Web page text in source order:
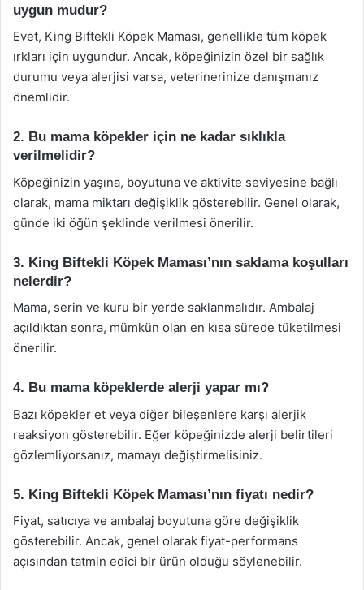
uygun mudur?
Evet, King Biftekli Köpek Maması, genellikle tüm köpek
ırkları için uygundur. Ancak, köpeğinizin özel bir sağlık
durumu veya alerjisi varsa, veterinerinize danışmanız
önemlidir.
2. Bu mama köpekler için ne kadar sıklıkla
verilmelidir?
Köpeğinizin yaşına, boyutuna ve aktivite seviyesine bağlı
olarak, mama miktarı değişiklik gösterebilir. Genel olarak,
günde iki öğün şeklinde verilmesi önerilir.
3. King Biftekli Köpek Maması’nın saklama koşulları
nelerdir?
Mama, serin ve kuru bir yerde saklanmalıdır. Ambalaj
açıldıktan sonra, mümkün olan en kısa sürede tüketilmesi
önerilir.
4. Bu mama köpeklerde alerji yapar mı?
Bazı köpekler et veya diğer bileşenlere karşı alerjik
reaksiyon gösterebilir. Eğer köpeğinizde alerji belirtileri
gözlemliyorsanız, mamayı değiştirmelisiniz.
5. King Biftekli Köpek Maması’nın fiyatı nedir?
Fiyat, satıcıya ve ambalaj boyutuna göre değişiklik
gösterebilir. Ancak, genel olarak fiyat-performans
açısından tatmin edici bir ürün olduğu söylenebilir.